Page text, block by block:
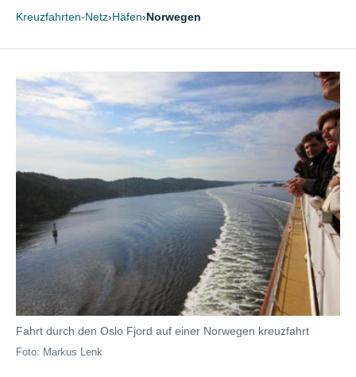
Kreuzfahrten-Netz›Häfen›Norwegen
Fahrt durch den Oslo Fjord auf einer Norwegen kreuzfahrt
Foto: Markus Lenk